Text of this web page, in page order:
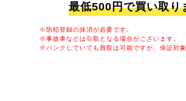
最低500円で買い取り
※防犯登録の抹消が必要です。
※事故車などは引取となる場合がございます。
※パンクしていても買取は可能ですが、保証対象